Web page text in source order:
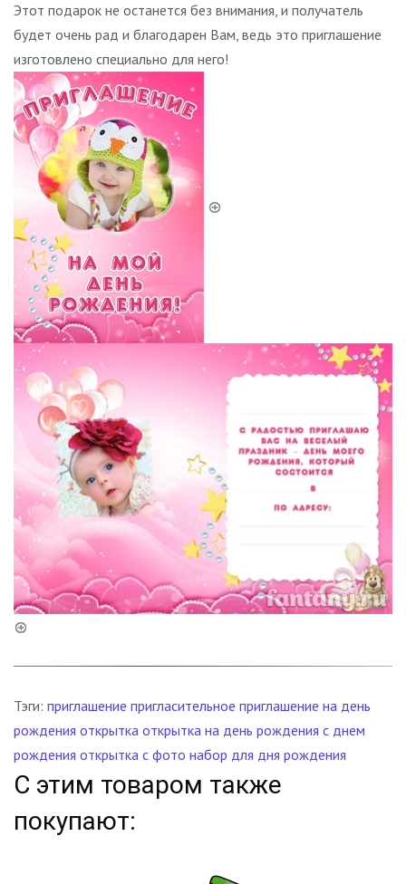
Этот подарок не останется без внимания, и получатель
будет очень рад и благодарен Вам, ведь это приглашение
изготовлено специально для него!
Тэги: приглашение пригласительное приглашение на день
рождения открытка открытка на день рождения с днем
рождения открытка с фото набор для дня рождения
С этим товаром также
покупают: